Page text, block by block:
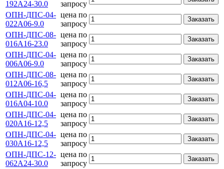
192А24-30.0
запросу
ОПН-ДПС-04-
022А06-9.0
цена по
запросу
Заказать
ОПН-ДПС-08-
016А16-23.0
цена по
запросу
Заказать
ОПН-ДПС-04-
006А06-9.0
цена по
запросу
Заказать
ОПН-ДПС-08-
012А06-16,5
цена по
запросу
Заказать
ОПН-ДПС-04-
016А04-10.0
цена по
запросу
Заказать
ОПН-ДПС-04-
020А16-12,5
цена по
запросу
Заказать
ОПН-ДПС-04-
030А16-12,5
цена по
запросу
Заказать
ОПН-ДПС-12-
062А24-30.0
цена по
запросу
Заказать